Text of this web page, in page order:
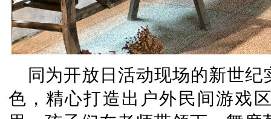
同为开放日活动现场的新世
色，精心打造出户外民间游戏